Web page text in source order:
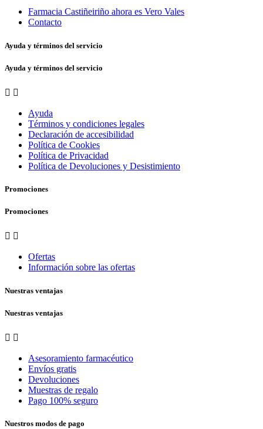
Farmacia Castiñeiriño ahora es Vero Vales
Contacto
Ayuda y términos del servicio
Ayuda y términos del servicio
 
Ayuda
Términos y condiciones legales
Declaración de accesibilidad
Política de Cookies
Política de Privacidad
Política de Devoluciones y Desistimiento
Promociones
Promociones
 
Ofertas
Información sobre las ofertas
Nuestras ventajas
Nuestras ventajas
 
Asesoramiento farmacéutico
Envíos gratis
Devoluciones
Muestras de regalo
Pago 100% seguro
Nuestros modos de pago